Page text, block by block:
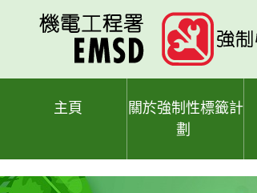
主頁
關於強制性標籤計
劃